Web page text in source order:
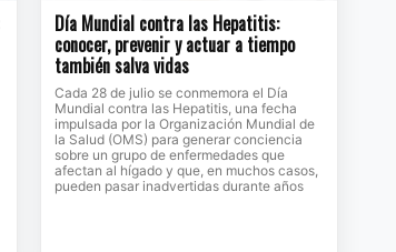
Día Mundial contra las Hepatitis:
conocer, prevenir y actuar a tiempo
también salva vidas
Cada 28 de julio se conmemora el Día
Mundial contra las Hepatitis, una fecha
impulsada por la Organización Mundial de
la Salud (OMS) para generar conciencia
sobre un grupo de enfermedades que
afectan al hígado y que, en muchos casos,
pueden pasar inadvertidas durante años